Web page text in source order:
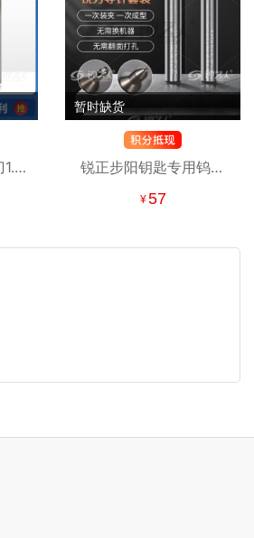
机
暂时缺货
锐正步阳钥匙专用钨钢
铣刀和导针套装 步阳配
¥57